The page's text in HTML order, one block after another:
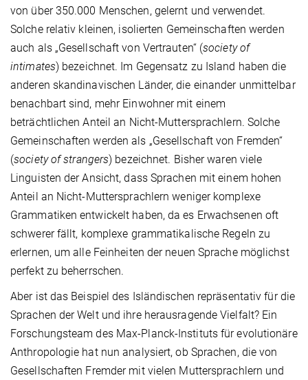
von über 350.000 Menschen, gelernt und verwendet.
Solche relativ kleinen, isolierten Gemeinschaften werden
auch als „Gesellschaft von Vertrauten“ (society of
intimates) bezeichnet. Im Gegensatz zu Island haben die
anderen skandinavischen Länder, die einander unmittelbar
benachbart sind, mehr Einwohner mit einem
beträchtlichen Anteil an Nicht-Muttersprachlern. Solche
Gemeinschaften werden als „Gesellschaft von Fremden“
(society of strangers) bezeichnet. Bisher waren viele
Linguisten der Ansicht, dass Sprachen mit einem hohen
Anteil an Nicht-Muttersprachlern weniger komplexe
Grammatiken entwickelt haben, da es Erwachsenen oft
schwerer fällt, komplexe grammatikalische Regeln zu
erlernen, um alle Feinheiten der neuen Sprache möglichst
perfekt zu beherrschen.
Aber ist das Beispiel des Isländischen repräsentativ für die
Sprachen der Welt und ihre herausragende Vielfalt? Ein
Forschungsteam des Max-Planck-Instituts für evolutionäre
Anthropologie hat nun analysiert, ob Sprachen, die von
Gesellschaften Fremder mit vielen Muttersprachlern und